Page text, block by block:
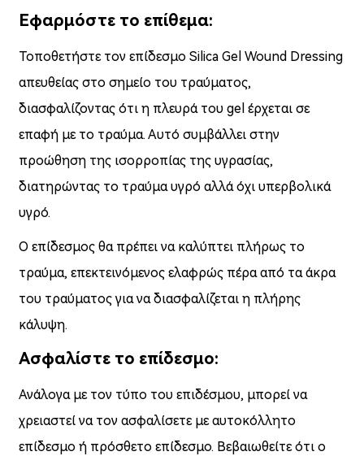
Εφαρμόστε το επίθεμα:
Τοποθετήστε τον επίδεσμο Silica Gel Wound Dressing
απευθείας στο σημείο του τραύματος,
διασφαλίζοντας ότι η πλευρά του gel έρχεται σε
επαφή με το τραύμα. Αυτό συμβάλλει στην
προώθηση της ισορροπίας της υγρασίας,
διατηρώντας το τραύμα υγρό αλλά όχι υπερβολικά
υγρό.
Ο επίδεσμος θα πρέπει να καλύπτει πλήρως το
τραύμα, επεκτεινόμενος ελαφρώς πέρα από τα άκρα
του τραύματος για να διασφαλίζεται η πλήρης
κάλυψη.
Ασφαλίστε το επίδεσμο:
Ανάλογα με τον τύπο του επιδέσμου, μπορεί να
χρειαστεί να τον ασφαλίσετε με αυτοκόλλητο
επίδεσμο ή πρόσθετο επίδεσμο. Βεβαιωθείτε ότι ο